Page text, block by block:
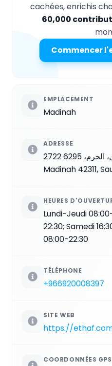
cachées, enrichis
60,000
Commencer
EMPLACEMENT
Madinah
ADRESSE
2722 أبو أيوب الأنصاري، الحرم، 6295،
Madinah 42311,
HEURES
Lundi-Jeudi
22:30; Samedi
08:00-22:30
TÉLÉPHONE
+966920008397
SITE WEB
https://
COORDONNÉES GPS